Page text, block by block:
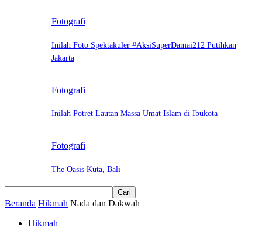
Fotografi
Inilah Foto Spektakuler #AksiSuperDamai212 Putihkan
Jakarta
Fotografi
Inilah Potret Lautan Massa Umat Islam di Ibukota
Fotografi
The Oasis Kuta, Bali
Beranda Hikmah Nada dan Dakwah
Hikmah